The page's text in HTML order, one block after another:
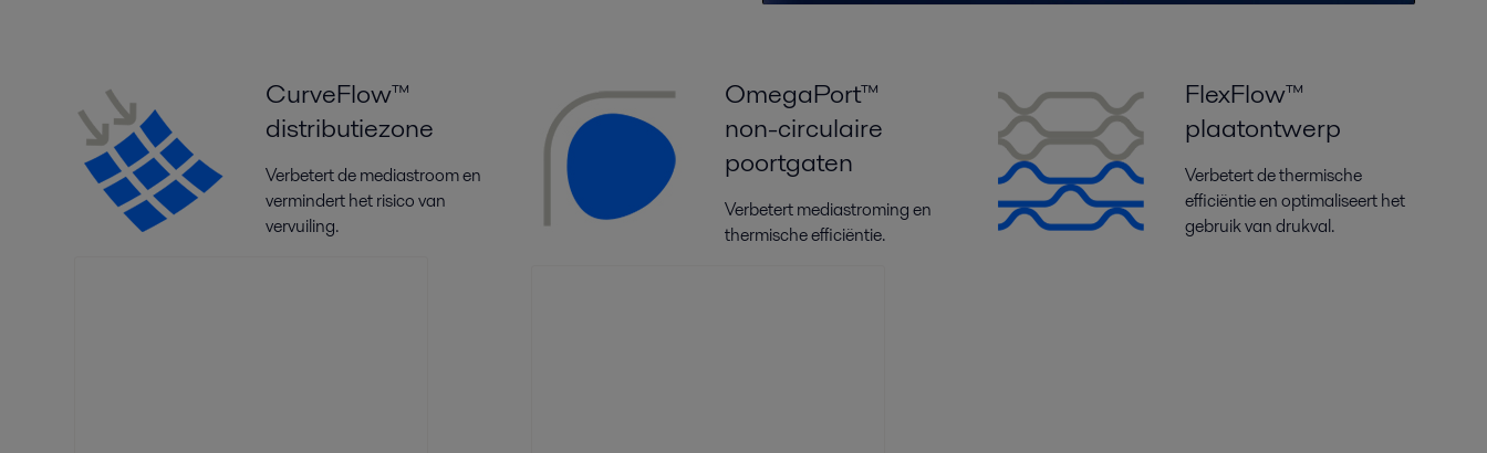
CurveFlow™
distributiezone
Verbetert de mediastroom en
vermindert het risico van
vervuiling.
OmegaPort™
non-circulaire
poortgaten
Verbetert mediastroming en
thermische efficiëntie.
FlexFlow™
plaatontwerp
Verbetert de thermische
efficiëntie en optimaliseert het
gebruik van drukval.